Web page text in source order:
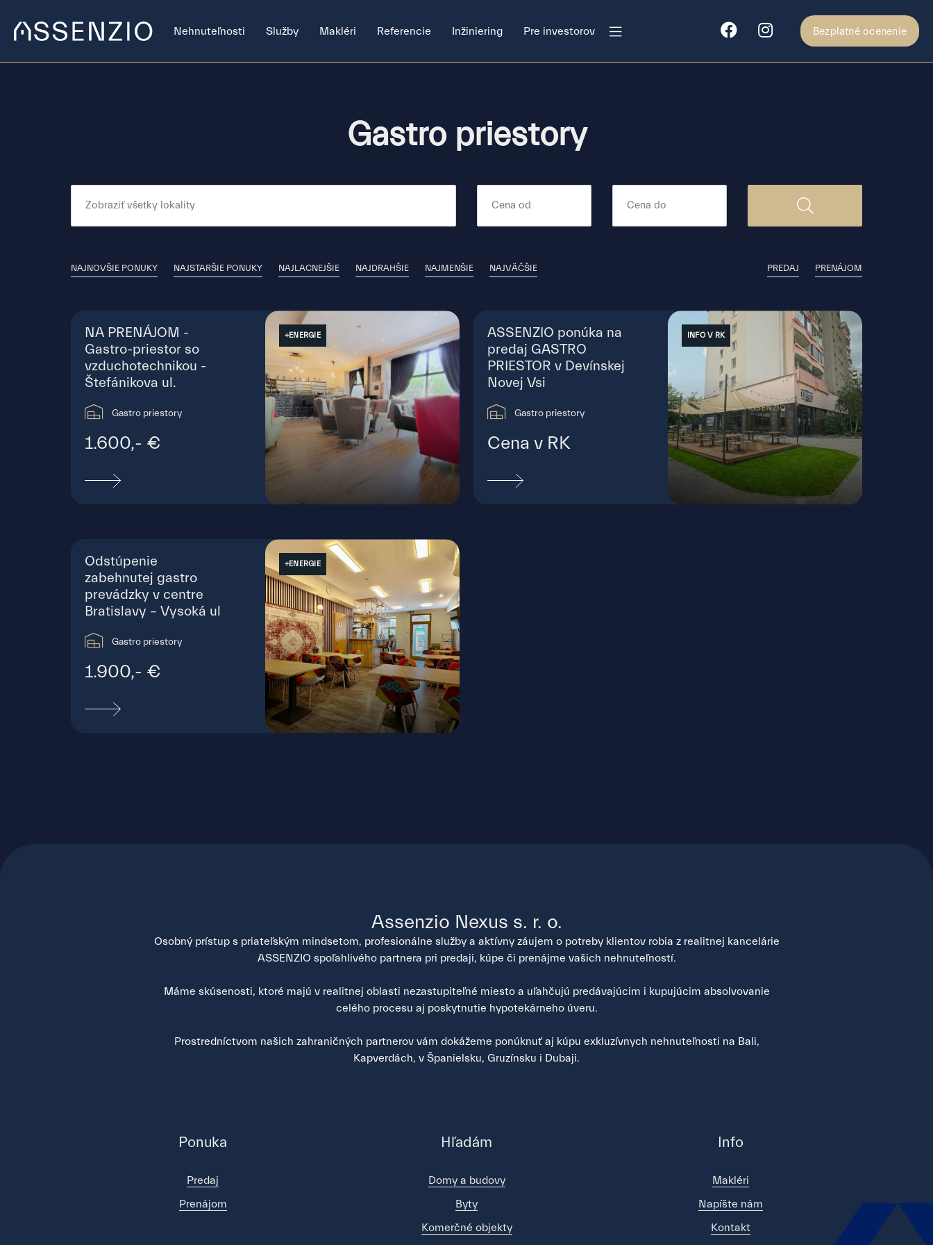
Nehnuteľnosti Služby Makléri Referencie Inžiniering Pre investorov Bezplatné ocenenie
Gastro priestory
NAJNOVŠIE PONUKY NAJSTARŠIE PONUKY NAJLACNEJŠIE NAJDRAHŠIE NAJMENŠIE NAJVÄČŠIE PREDAJ PRENÁJOM
NA PRENÁJOM -
Gastro-priestor so
vzduchotechnikou -
Štefánikova ul.
Gastro priestory
1.600,- €
+ENERGIE
Štefánikova, Bratislava - Staré Mesto
ASSENZIO ponúka na
predaj GASTRO
PRIESTOR v Devínskej
Novej Vsi
Gastro priestory
Cena v RK
INFO V RK
Odstúpenie
zabehnutej gastro
prevádzky v centre
Bratislavy – Vysoká ul
Gastro priestory
1.900,- €
+ENERGIE
Assenzio Nexus s. r. o.
Osobný prístup s priateľským mindsetom, profesionálne služby a aktívny záujem o potreby klientov robia z realitnej kancelárie
ASSENZIO spoľahlivého partnera pri predaji, kúpe či prenájme vašich nehnuteľností.
Máme skúsenosti, ktoré majú v realitnej oblasti nezastupiteľné miesto a uľahčujú predávajúcim i kupujúcim absolvovanie
celého procesu aj poskytnutie hypotekárneho úveru.
Prostredníctvom našich zahraničných partnerov vám dokážeme ponúknuť aj kúpu exkluzívnych nehnuteľnosti na Bali,
Kapverdách, v Španielsku, Gruzínsku i Dubaji.
Ponuka
Predaj
Prenájom
Hľadám
Domy a budovy
Byty
Komerčné objekty
Info
Makléri
Napíšte nám
Kontakt